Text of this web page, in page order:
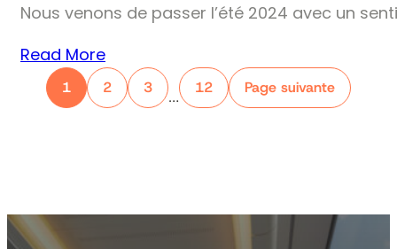
Nous venons de passer l’été 2024 avec un
Read More
1 2 3
…
12 Page suivante